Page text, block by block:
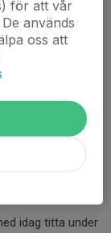
idag titta under
för att vår
används
oss att